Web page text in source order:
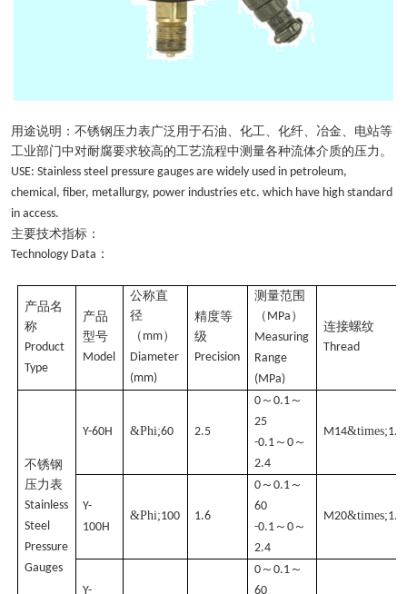
用途说明：不锈钢压力表广泛用于石油、化工、化纤、冶金、电站等
工业部门中对耐腐要求较高的工艺流程中测量各种流体介质的压力。
USE: Stainless steel pressure gauges are widely used in petroleum,
chemical, fiber, metallurgy, power industries etc. which have high standard
in access.
主要技术指标：
Technology Data ：
产品名
称
Product
Type
产品
型号
Model
公称直
径
（ mm）
Diameter
(mm)
精度等
级
Precision
测量范围
（ MPa ）
Measuring
Range
(MPa)
连接螺纹
Thread
不锈钢
压力表
Stainless
Steel
Pressure
Gauges
Y-60H &Phi;60 2.5
0 ～0.1 ～
25
-0.1 ～0 ～
2.4
M14&times;1.5
Y-
100H
&Phi;100 1.6
0 ～0.1 ～
60
-0.1 ～0 ～
2.4
M20&times;1.5
Y-
0 ～0.1 ～
60